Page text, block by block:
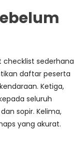
sederhana
daftar peserta
Ketiga,
seluruh
sopir. Kelima,
yang akurat.